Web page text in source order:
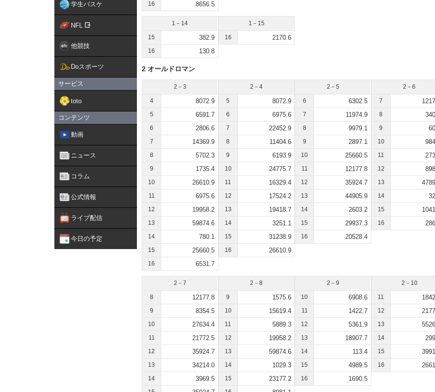
学生バスケ
NFL
他競技
Doスポーツ
サービス
toto
コンテンツ
動画
ニュース
コラム
公式情報
ライブ配信
今日の予定
16 8656.5
1－14
15 382.9
16 130.8
1－15
16 2170.6
2 オールドロマン
2－3
4 8072.9
5 6591.7
6 2806.6
7 14369.9
8 5702.3
9 1735.4
10 26610.9
11 6975.6
12 19958.2
13 59874.6
14 780.1
15 25660.5
16 6531.7
2－4
5 8072.9
6 6975.6
7 22452.9
8 11404.6
9 6193.9
10 24775.7
11 16329.4
12 17524.2
13 19418.7
14 3251.1
15 31238.9
16 26610.9
2－5
6 6302.5
7 11974.9
8 9979.1
9 2897.1
10 25660.5
11 12177.8
12 35924.7
13 44905.9
14 2603.2
15 29937.3
16 20528.4
2－6
7
8
9
10
11
12
13
14
15
16
2－7
8 12177.8
9 8354.5
10 27634.4
11 21772.5
12 35924.7
13 34214.0
14 3969.5
2－8
9 1575.6
10 15619.4
11 5889.3
12 19958.2
13 59874.6
14 1029.3
15 23177.2
2－9
10 6908.6
11 1422.7
12 5361.9
13 18907.7
14 113.4
15 4989.5
16 1690.5
2－10
11
12
13
14
15
16